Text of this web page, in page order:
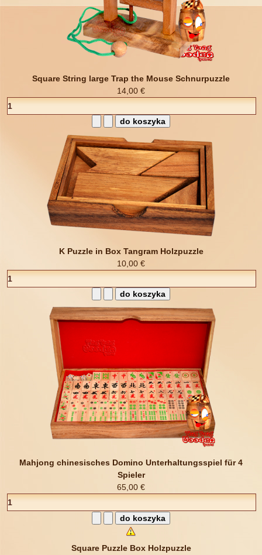
Square String large Trap the Mouse Schnurpuzzle
14,00 €
K Puzzle in Box Tangram Holzpuzzle
10,00 €
Mahjong chinesisches Domino Unterhaltungsspiel für 4
Spieler
65,00 €
Square Puzzle Box Holzpuzzle